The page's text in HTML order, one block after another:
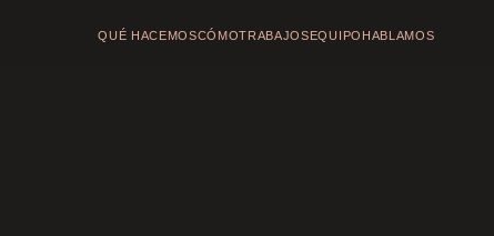
QUÉ HACEMOSCÓMOTRABAJOSEQUIPO HABLAMOS